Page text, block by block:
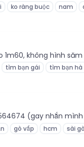
ko ràng buộc nam
1m60, không hình săm
tìm bạn gái tìm bạn hà
(gay nhắn
gò vấp hcm sài